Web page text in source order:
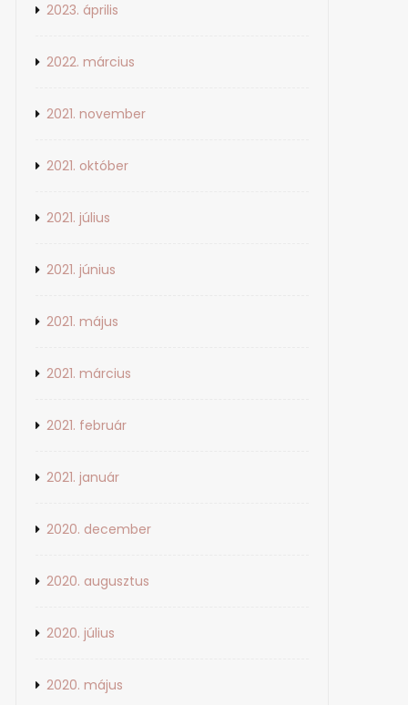
2023. április
2022. március
2021. november
2021. október
2021. július
2021. június
2021. május
2021. március
2021. február
2021. január
2020. december
2020. augusztus
2020. július
2020. május